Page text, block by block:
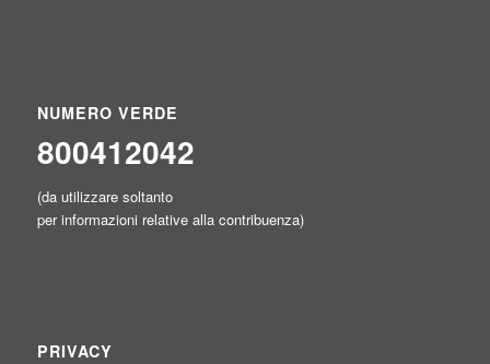
NUMERO VERDE
800412042
(da utilizzare soltanto
per informazioni relative alla contribuenza)
PRIVACY